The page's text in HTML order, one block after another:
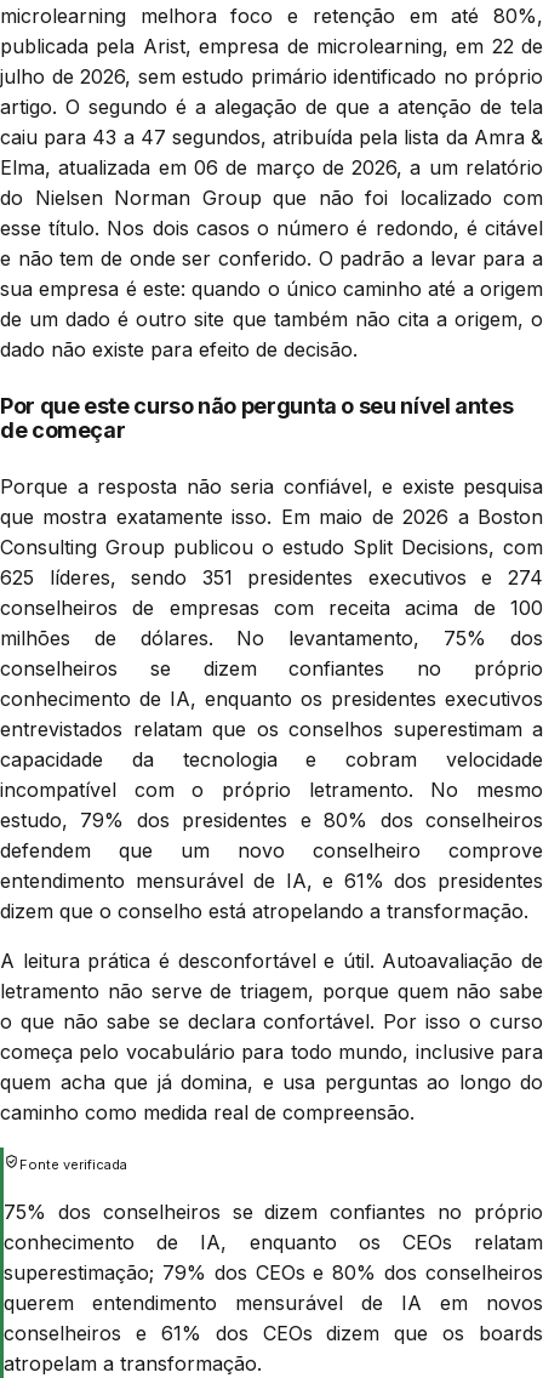
microlearning melhora foco e retenção em até 80%,
publicada pela Arist, empresa de microlearning, em 22 de
julho de 2026, sem estudo primário identificado no próprio
artigo. O segundo é a alegação de que a atenção de tela
caiu para 43 a 47 segundos, atribuída pela lista da Amra &
Elma, atualizada em 06 de março de 2026, a um relatório
do Nielsen Norman Group que não foi localizado com
esse título. Nos dois casos o número é redondo, é citável
e não tem de onde ser conferido. O padrão a levar para a
sua empresa é este: quando o único caminho até a origem
de um dado é outro site que também não cita a origem, o
dado não existe para efeito de decisão.
Por que este curso não pergunta o seu nível antes
de começar
Porque a resposta não seria confiável, e existe pesquisa
que mostra exatamente isso. Em maio de 2026 a Boston
Consulting Group publicou o estudo Split Decisions, com
625 líderes, sendo 351 presidentes executivos e 274
conselheiros de empresas com receita acima de 100
milhões de dólares. No levantamento, 75% dos
conselheiros se dizem confiantes no próprio
conhecimento de IA, enquanto os presidentes executivos
entrevistados relatam que os conselhos superestimam a
capacidade da tecnologia e cobram velocidade
incompatível com o próprio letramento. No mesmo
estudo, 79% dos presidentes e 80% dos conselheiros
defendem que um novo conselheiro comprove
entendimento mensurável de IA, e 61% dos presidentes
dizem que o conselho está atropelando a transformação.
A leitura prática é desconfortável e útil. Autoavaliação de
letramento não serve de triagem, porque quem não sabe
o que não sabe se declara confortável. Por isso o curso
começa pelo vocabulário para todo mundo, inclusive para
quem acha que já domina, e usa perguntas ao longo do
caminho como medida real de compreensão.
Fonte verificada
75% dos conselheiros se dizem confiantes no próprio
conhecimento de IA, enquanto os CEOs relatam
superestimação; 79% dos CEOs e 80% dos conselheiros
querem entendimento mensurável de IA em novos
conselheiros e 61% dos CEOs dizem que os boards
atropelam a transformação.